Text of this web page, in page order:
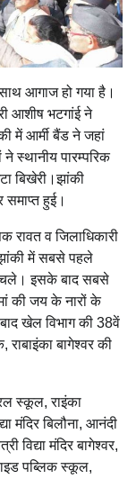
आगाज हो गया है।
आशीष भटगांई ने
में आर्मी बैंड ने जहां
स्थानीय पारम्परिक
बिखेरी।झांकी
हुई।
व जिलाधिकारी
में सबसे पहले
चले। इसके बाद सबसे
की जय के नारों के
खेल विभाग की 38वें
बागेश्वर की
स्कूल, राइंका
मंदिर बिलौना, आनंदी
विद्या मंदिर बागेश्वर,
पब्लिक स्कूल,